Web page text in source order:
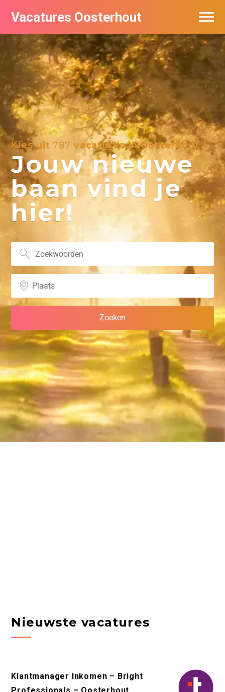
Vacatures Oosterhout
Kies uit787 vacatures in Oosterhout
Jouw nieuwe
baan vind je
hier!
Nieuwste vacatures
Klantmanager Inkomen – Bright
Vacatures per bedrijf